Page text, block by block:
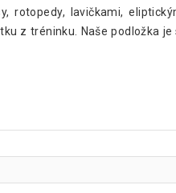
rotopedy, lavičkami,
z tréninku. Naše podložka je